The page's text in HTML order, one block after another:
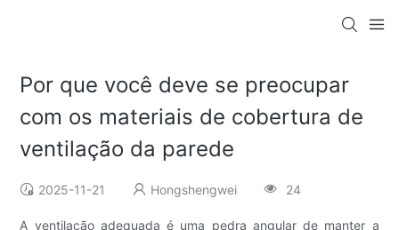
Por que você deve se preocupar
com os materiais de cobertura de
ventilação da parede
2025-11-21 Hongshengwei 24
A ventilação adequada é uma pedra angular de manter a